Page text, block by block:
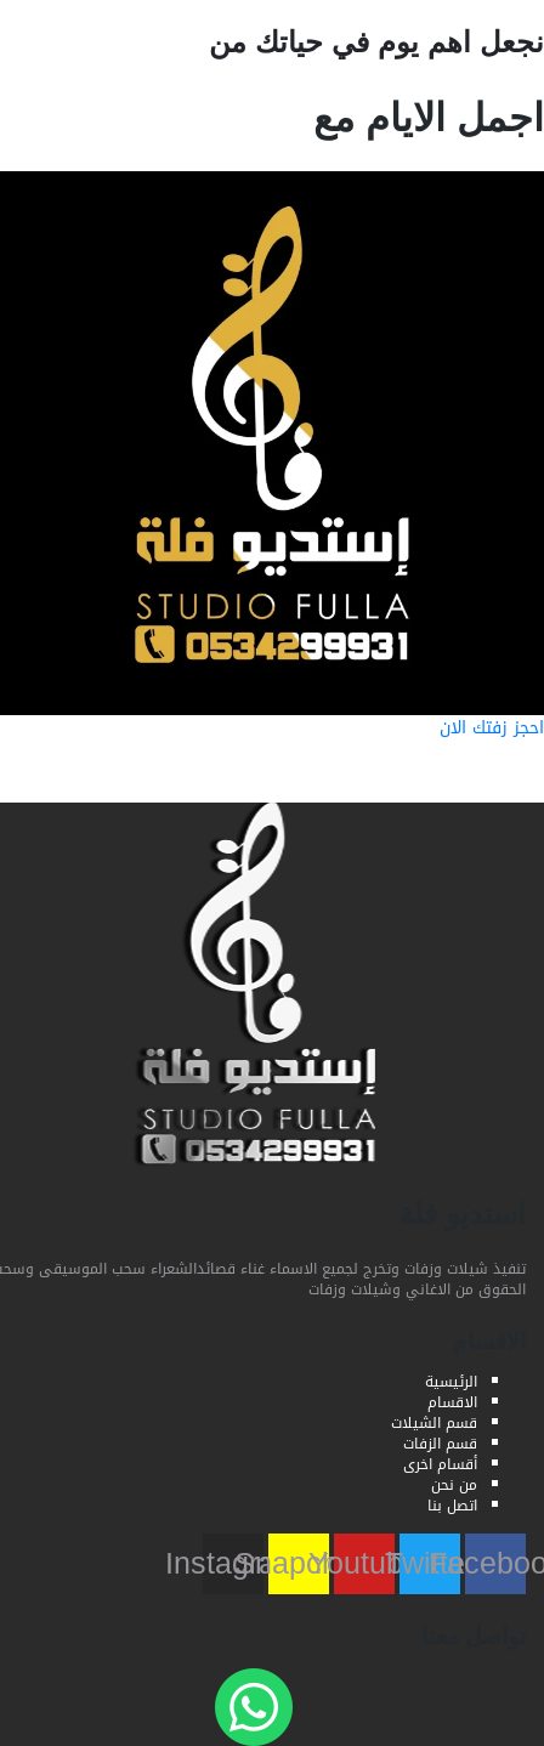
اهم يوم في حياتك من
الايام مع
زفتك الان
تنفيذ شيلات وزفات وتخرج لجميع الاسماء غناء قصائدالشعراء سحب الموسيقى وسحب
الحقوق من الاغاني وشيلات وزفات
الرئيسية
الاقسام
قسم الشيلات
قسم الزفات
أقسام اخرى
من نحن
اتصل بنا
Twitter
Youtube
Snapchat
Instagram